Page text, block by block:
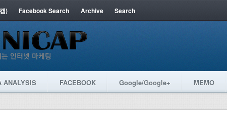
) Facebook Search Archive Search
ANALYSIS FACEBOOK Google/Google+ MEMO